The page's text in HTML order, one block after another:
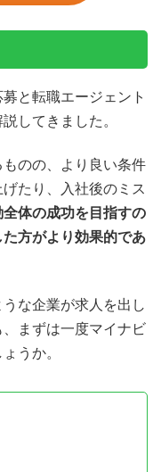
と転職エージェント
してきました。
のの、より良い条件
たり、入社後のミス
全体の成功を目指すの
方がより効果的であ
な企業が求人を出し
まずは一度マイナビ
うか。